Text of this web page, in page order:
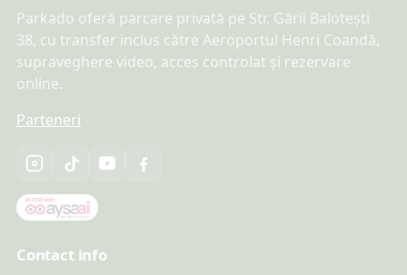
Parkado oferă parcare privată pe Str. Gării Balotești
38, cu transfer inclus către Aeroportul Henri Coandă,
supraveghere video, acces controlat și rezervare
online.
Parteneri
Contact info